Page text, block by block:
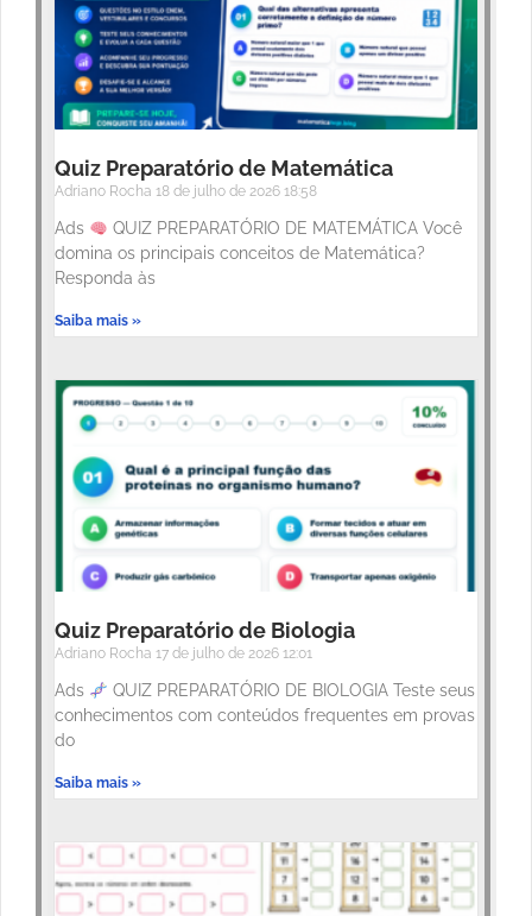
Quiz Preparatório de Matemática
Adriano Rocha 18 de julho de 2026 18:58
Ads
QUIZ PREPARATÓRIO DE MATEMÁTICA Você
domina os principais conceitos de Matemática?
Responda às
Saiba mais »
Quiz Preparatório de Biologia
Adriano Rocha 17 de julho de 2026 12:01
Ads
QUIZ PREPARATÓRIO DE BIOLOGIA Teste seus
conhecimentos com conteúdos frequentes em provas
do
Saiba mais »